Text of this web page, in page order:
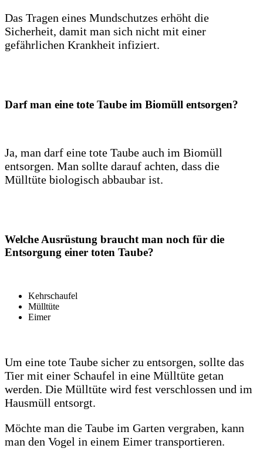
Das Tragen eines Mundschutzes erhöht die
Sicherheit, damit man sich nicht mit einer
gefährlichen Krankheit infiziert.
Darf man eine tote Taube im Biomüll entsorgen?
Ja, man darf eine tote Taube auch im Biomüll
entsorgen. Man sollte darauf achten, dass die
Mülltüte biologisch abbaubar ist.
Welche Ausrüstung braucht man noch für die
Entsorgung einer toten Taube?
Kehrschaufel
Mülltüte
Eimer
Um eine tote Taube sicher zu entsorgen, sollte das
Tier mit einer Schaufel in eine Mülltüte getan
werden. Die Mülltüte wird fest verschlossen und im
Hausmüll entsorgt.
Möchte man die Taube im Garten vergraben, kann
man den Vogel in einem Eimer transportieren.